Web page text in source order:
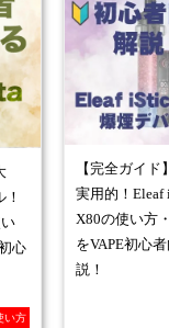
心
い方
【完全ガイド
実用的！Eleaf
X80の使い方
をVAPE初心
説！